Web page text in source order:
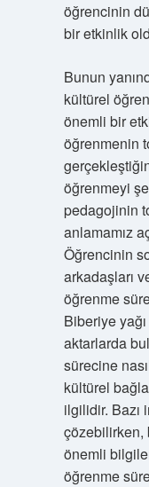
öğrencinin
bir etkinlik
Bunun
kültürel
önemli bir
öğrenmenin
öğrenmeyi
pedagojinin
anlamamız
Öğrencinin
arkadaşları
öğrenme
Biberiye
aktarlarda
sürecine
kültürel
ilgilidir. Bazı
çözebilirken,
önemli
öğrenme